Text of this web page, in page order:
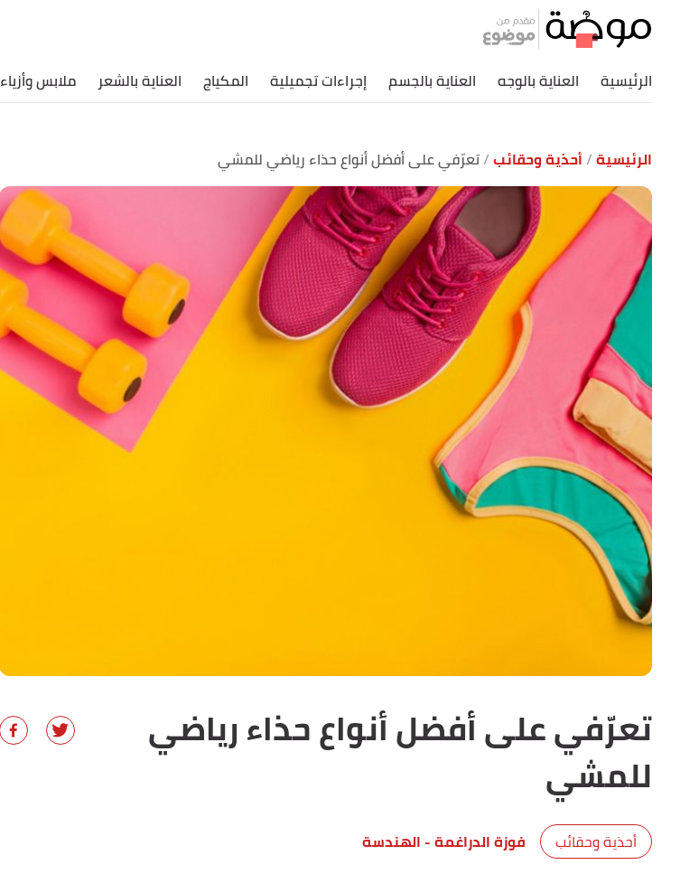
الرئيسية العناية بالوجه العناية بالجسم إجراءات تجميلية المكياج العناية بالشعر ملابس وأزياء
الرئيسية أحذية وحقائب تعرّفي على أفضل أنواع حذاء رياضي للمشي
تعرّفي على أفضل أنواع حذاء رياضي
للمشي
أحذية وحقائب فوزة الدراغمة- الهندسة